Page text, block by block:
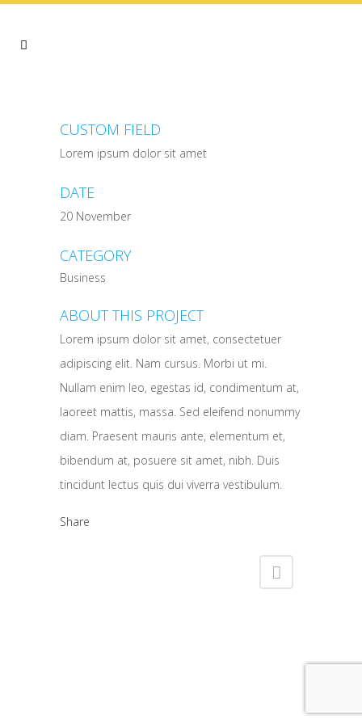
CUSTOM FIELD
Lorem ipsum dolor sit amet
DATE
20 November
CATEGORY
Business
ABOUT THIS PROJECT
Lorem ipsum dolor sit amet, consectetuer
adipiscing elit. Nam cursus. Morbi ut mi.
Nullam enim leo, egestas id, condimentum at,
laoreet mattis, massa. Sed eleifend nonummy
diam. Praesent mauris ante, elementum et,
bibendum at, posuere sit amet, nibh. Duis
tincidunt lectus quis dui viverra vestibulum.
Share